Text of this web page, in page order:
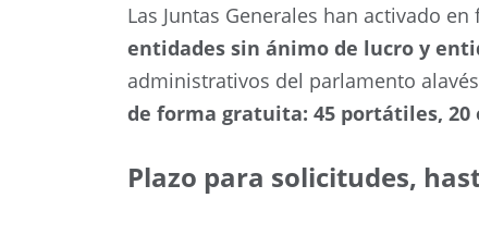
Las Juntas Generales han activado
entidades sin ánimo de lucro y
administrativos del parlamento
de forma gratuita: 45 portátiles, 20
Plazo para solicitudes,